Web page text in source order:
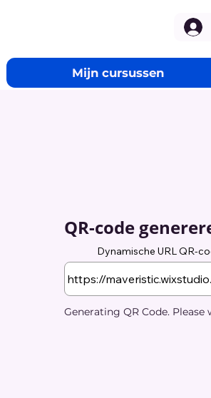
Mijn cursussen
QR-code
Dynamische URL QR-
Generating QR Code. Please